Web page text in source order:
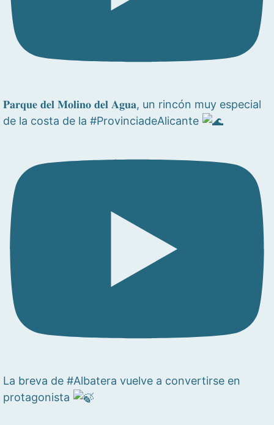
𝐏𝐚𝐫𝐪𝐮𝐞 𝐝𝐞𝐥 𝐌𝐨𝐥𝐢𝐧𝐨 𝐝𝐞𝐥 𝐀𝐠𝐮𝐚, un rincón muy especial
de la costa de la #ProvinciadeAlicante
La breva de #Albatera vuelve a convertirse en
protagonista